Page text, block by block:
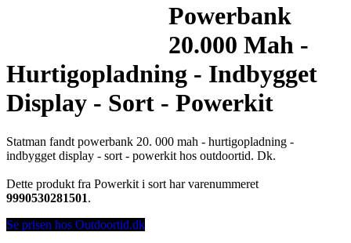
Powerbank
20.000 Mah -
Hurtigopladning - Indbygget
Display - Sort - Powerkit
Statman fandt powerbank 20. 000 mah - hurtigopladning -
indbygget display - sort - powerkit hos outdoortid. Dk.
Dette produkt fra Powerkit i sort har varenummeret
9990530281501.
Se prisen hos Outdoortid.dk